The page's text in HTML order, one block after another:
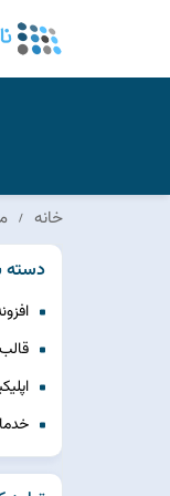
خانه
دسته